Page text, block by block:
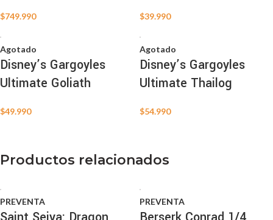
$749.990 $39.990
Agotado
Disney’s Gargoyles
Ultimate Goliath
$49.990
Agotado
Disney’s Gargoyles
Ultimate Thailog
$54.990
Productos relacionados
PREVENTA PREVENTA